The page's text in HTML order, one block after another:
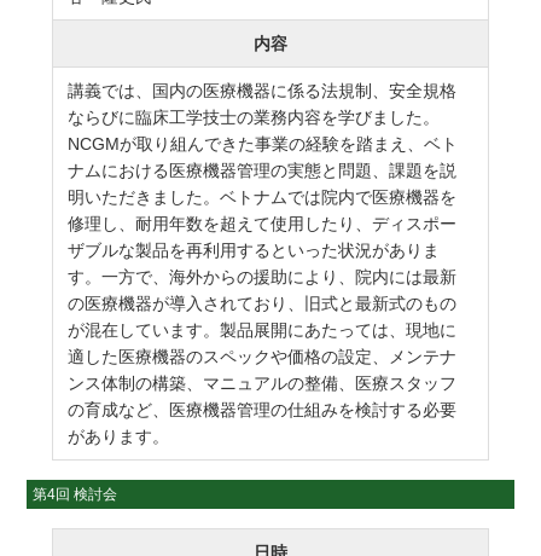
内容
講義では、国内の医療機器に係る法規制、安全規格
ならびに臨床工学技士の業務内容を学びました。
NCGMが取り組んできた事業の経験を踏まえ、ベト
ナムにおける医療機器管理の実態と問題、課題を説
明いただきました。ベトナムでは院内で医療機器を
修理し、耐用年数を超えて使用したり、ディスポー
ザブルな製品を再利用するといった状況がありま
す。一方で、海外からの援助により、院内には最新
の医療機器が導入されており、旧式と最新式のもの
が混在しています。製品展開にあたっては、現地に
適した医療機器のスペックや価格の設定、メンテナ
ンス体制の構築、マニュアルの整備、医療スタッフ
の育成など、医療機器管理の仕組みを検討する必要
があります。
第4回 検討会